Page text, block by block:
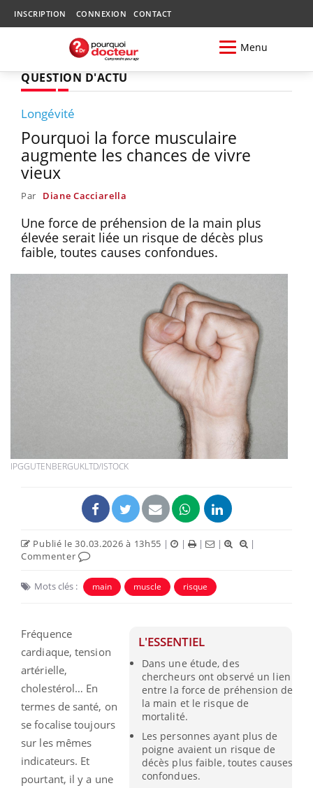
INSCRIPTION CONNEXION CONTACT
Menu
QUESTION D'ACTU
Longévité
Pourquoi la force musculaire
augmente les chances de vivre
vieux
Par Diane Cacciarella
Une force de préhension de la main plus
élevée serait liée un risque de décès plus
faible, toutes causes confondues.
IPGGUTENBERGUKLTD/ISTOCK
Publié le 30.03.2026 à 13h55 | | | |
|
Commenter
Mots clés : main muscle risque
L'ESSENTIEL
Dans une étude, des
chercheurs ont observé un lien
entre la force de préhension de
la main et le risque de
mortalité.
Les personnes ayant plus de
poigne avaient un risque de
décès plus faible, toutes causes
confondues.
Fréquence
cardiaque, tension
artérielle,
cholestérol… En
termes de santé, on
se focalise toujours
sur les mêmes
indicateurs. Et
pourtant, il y a une